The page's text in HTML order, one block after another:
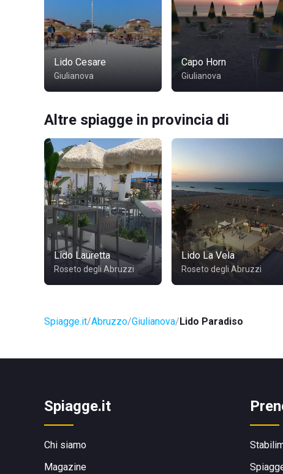
Lido Cesare
Giulianova
Capo Horn
Giulianova
Altre spiagge in provincia di
Lido Lauretta
Roseto degli Abruzzi
Lido La Vela
Roseto degli Abruzzi
Spiagge.it Abruzzo Giulianova Lido Paradiso
Spiagge.it
Chi siamo
Magazine